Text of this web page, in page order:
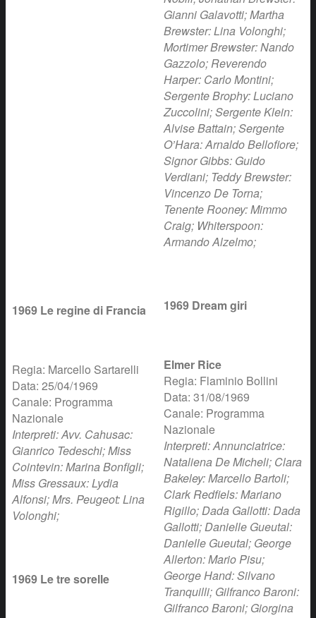
1969 Le regine di Francia
Regia: Marcello Sartarelli
Data: 25/04/1969
Canale: Programma
Nazionale
Interpreti: Avv. Cahusac:
Gianrico Tedeschi; Miss
Cointevin: Marina Bonfigli;
Miss Gressaux: Lydia
Alfonsi; Mrs. Peugeot: Lina
Volonghi;
1969 Le tre sorelle
Gianni Galavotti; Martha
Brewster: Lina Volonghi;
Mortimer Brewster: Nando
Gazzolo; Reverendo
Harper: Carlo Montini;
Sergente Brophy: Luciano
Zuccolini; Sergente Klein:
Alvise Battain; Sergente
O’Hara: Arnaldo Bellofiore;
Signor Gibbs: Guido
Verdiani; Teddy Brewster:
Vincenzo De Torna;
Tenente Rooney: Mimmo
Craig; Whiterspoon:
Armando Alzelmo;
1969 Dream giri
Elmer Rice
Regia: Flaminio Bollini
Data: 31/08/1969
Canale: Programma
Nazionale
Interpreti: Annunciatrice:
Nataliena De Micheli; Clara
Bakeley: Marcello Bartoli;
Clark Redfiels: Mariano
Rigillo; Dada Gallotti: Dada
Gallotti; Danielle Gueutal:
Danielle Gueutal; George
Allerton: Mario Pisu;
George Hand: Silvano
Tranquilli; Gilfranco Baroni:
Gilfranco Baroni; Giorgina